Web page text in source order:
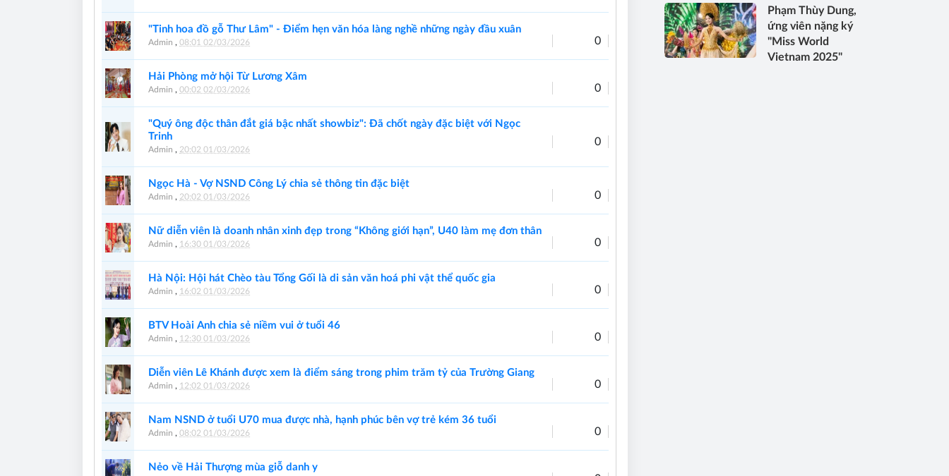
"Tinh hoa đồ gỗ Thư Lâm" - Điểm hẹn văn hóa làng nghề những ngày đầu xuân
Admin , 08:01 02/03/2026 0
Hải Phòng mở hội Từ Lương Xâm
Admin , 00:02 02/03/2026 0
"Quý ông độc thân đắt giá bậc nhất showbiz": Đã chốt ngày đặc biệt với Ngọc
Trinh
Admin , 20:02 01/03/2026
0
Ngọc Hà - Vợ NSND Công Lý chia sẻ thông tin đặc biệt
Admin , 20:02 01/03/2026 0
Nữ diễn viên là doanh nhân xinh đẹp trong “Không giới hạn”, U40 làm mẹ đơn thân
Admin , 16:30 01/03/2026 0
Hà Nội: Hội hát Chèo tàu Tổng Gối là di sản văn hoá phi vật thể quốc gia
Admin , 16:02 01/03/2026 0
BTV Hoài Anh chia sẻ niềm vui ở tuổi 46
Admin , 12:30 01/03/2026 0
Diễn viên Lê Khánh được xem là điểm sáng trong phim trăm tỷ của Trường Giang
Admin , 12:02 01/03/2026 0
Nam NSND ở tuổi U70 mua được nhà, hạnh phúc bên vợ trẻ kém 36 tuổi
Admin , 08:02 01/03/2026 0
Nẻo về Hải Thượng mùa giỗ danh y
2026
Phạm Thùy Dung,
ứng viên nặng ký
"Miss World
Vietnam 2025"